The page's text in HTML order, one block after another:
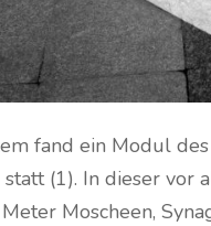
fand ein Modul
statt (1). In dieser vor
Moscheen,